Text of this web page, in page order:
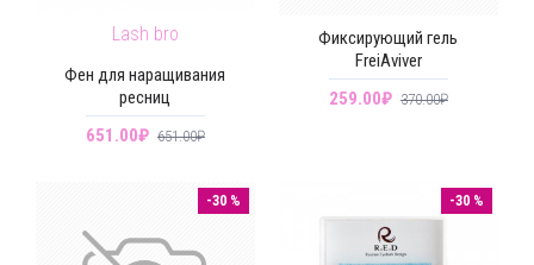
Lash bro
Фен для наращивания
ресниц
651.00₽ 651.00₽
Фиксирующий гель
FreiAviver
259.00₽ 370.00₽
-30 % -30 %